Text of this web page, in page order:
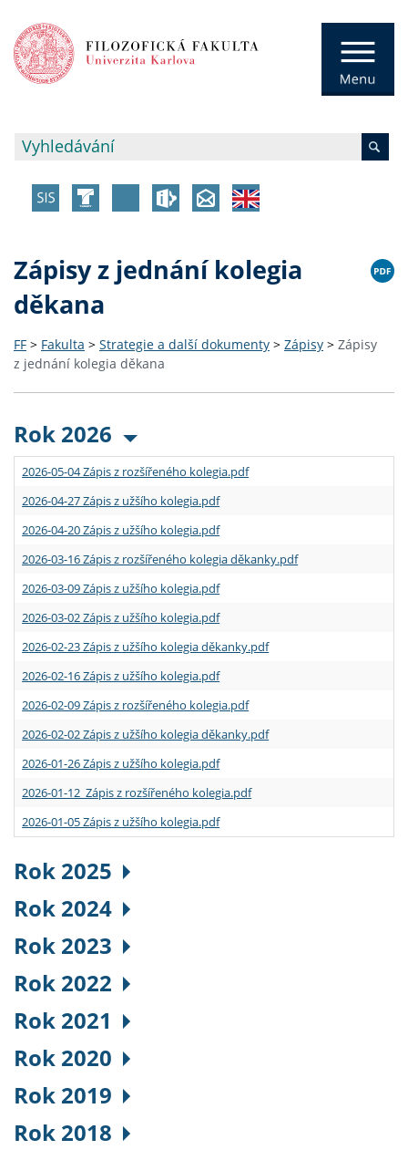
Zápisy z jednání kolegia
děkana
FF > Fakulta > Strategie a další dokumenty > Zápisy > Zápisy
z jednání kolegia děkana
Rok 2026
2026-05-04 Zápis z rozšířeného kolegia.pdf
2026-04-27 Zápis z užšího kolegia.pdf
2026-04-20 Zápis z užšího kolegia.pdf
2026-03-16 Zápis z rozšířeného kolegia děkanky.pdf
2026-03-09 Zápis z užšího kolegia.pdf
2026-03-02 Zápis z užšího kolegia.pdf
2026-02-23 Zápis z užšího kolegia děkanky.pdf
2026-02-16 Zápis z užšího kolegia.pdf
2026-02-09 Zápis z rozšířeného kolegia.pdf
2026-02-02 Zápis z užšího kolegia děkanky.pdf
2026-01-26 Zápis z užšího kolegia.pdf
2026-01-12 Zápis z rozšířeného kolegia.pdf
2026-01-05 Zápis z užšího kolegia.pdf
Rok 2025
Rok 2024
Rok 2023
Rok 2022
Rok 2021
Rok 2020
Rok 2019
Rok 2018